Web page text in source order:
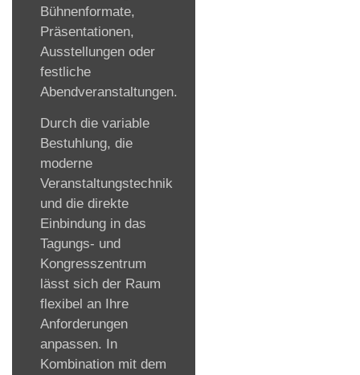
Bühnenformate,
Präsentationen,
Ausstellungen oder
festliche
Abendveranstaltungen.
Durch die variable
Bestuhlung, die
moderne
Veranstaltungstechnik
und die direkte
Einbindung in das
Tagungs- und
Kongresszentrum
lässt sich der Raum
flexibel an Ihre
Anforderungen
anpassen. In
Kombination mit dem